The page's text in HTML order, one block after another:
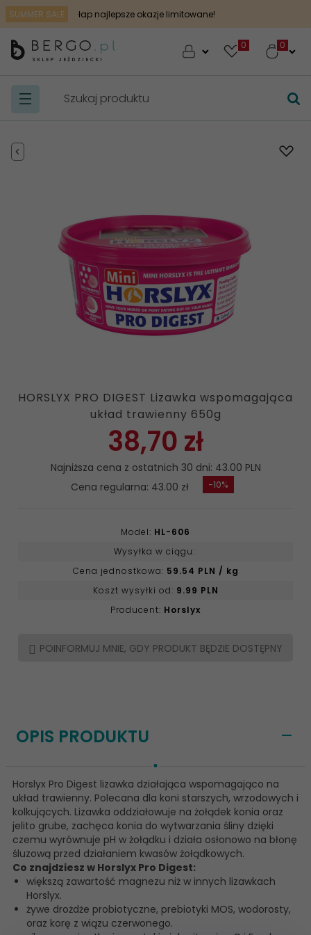
SUMMER SALE łap najlepsze okazje limitowane!
SKLEP JEŹDZIECKI
0
HORSLYX PRO DIGEST Lizawka wspomagająca
układ trawienny 650g
-10%
38,70 zł
Najniższa cena z ostatnich 30 dni: 43.00 PLN
Cena regularna: 43.00 zł
Model: HL-606
Wysyłka w ciągu:
Cena jednostkowa: 59.54 PLN / kg
Koszt wysyłki od: 9.99 PLN
Producent: Horslyx
POINFORMUJ MNIE, GDY PRODUKT BĘDZIE DOSTĘPNY
OPIS PRODUKTU
Horslyx Pro Digest lizawka działająca wspomagająco na
układ trawienny. Polecana dla koni starszych, wrzodowych i
kolkujących. Lizawka oddziałowuje na żołądek konia oraz
jelito grube, zachęca konia do wytwarzania śliny dzięki
czemu wyrównuje pH w żołądku i działa osłonowo na błonę
śluzową przed działaniem kwasów żołądkowych.
Co znajdziesz w Horslyx Pro Digest:
większą zawartość magnezu niż w innych lizawkach
Horslyx.
żywe drożdże probiotyczne, prebiotyki MOS, wodorosty,
oraz korę z wiązu czerwonego.